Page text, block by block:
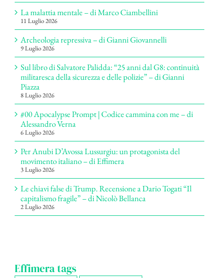
La malattia mentale – di Marco Ciambellini
11 Luglio 2026
Archeologia repressiva – di Gianni Giovannelli
9 Luglio 2026
Sul libro di Salvatore Palidda: “25 anni dal G8: continuità
militaresca della sicurezza e delle polizie” – di Gianni
Piazza
8 Luglio 2026
#00 Apocalypse Prompt | Codice cammina con me – di
Alessandro Verna
6 Luglio 2026
Per Anubi D’Avossa Lussurgiu: un protagonista del
movimento italiano – di Effimera
3 Luglio 2026
Le chiavi false di Trump. Recensione a Dario Togati “Il
capitalismo fragile” – di Nicolò Bellanca
2 Luglio 2026
Effimera tags